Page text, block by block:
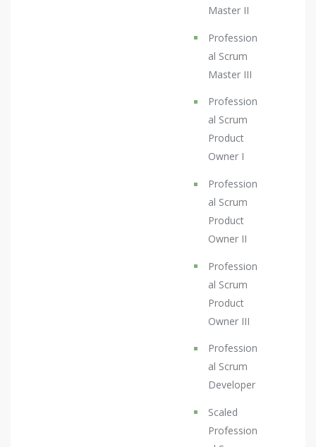
Master II
Profession
al Scrum
Master III
Profession
al Scrum
Product
Owner I
Profession
al Scrum
Product
Owner II
Profession
al Scrum
Product
Owner III
Profession
al Scrum
Developer
Scaled
Profession